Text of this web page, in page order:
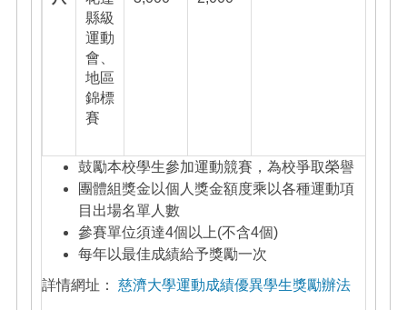
縣級
運動
會、
地區
錦標
賽
鼓勵本校學生參加運動競賽，為校爭取榮譽
團體組獎金以個人獎金額度乘以各種運動項
目出場名單人數
參賽單位須達4個以上(不含4個)
每年以最佳成績給予獎勵一次
詳情網址： 慈濟大學運動成績優異學生獎勵辦法